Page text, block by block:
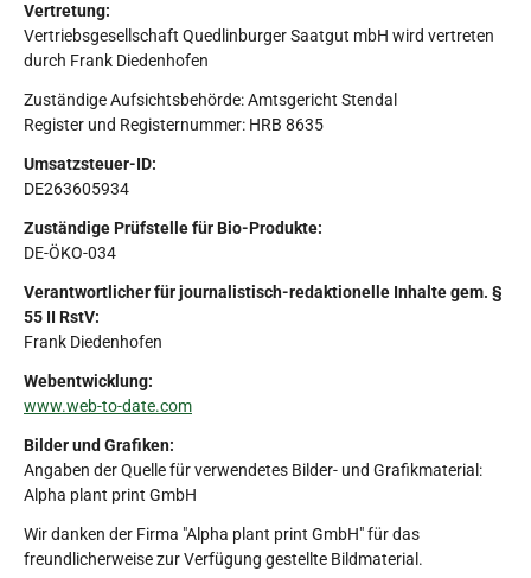
Vertretung:
Vertriebsgesellschaft Quedlinburger Saatgut mbH wird vertreten
durch Frank Diedenhofen
Zuständige Aufsichtsbehörde: Amtsgericht Stendal
Register und Registernummer: HRB 8635
Umsatzsteuer-ID:
DE263605934
Zuständige Prüfstelle für Bio-Produkte:
DE-ÖKO-034
Verantwortlicher für journalistisch-redaktionelle Inhalte gem. §
55 II RstV:
Frank Diedenhofen
Webentwicklung:
www.web-to-date.com
Bilder und Grafiken:
Angaben der Quelle für verwendetes Bilder- und Grafikmaterial:
Alpha plant print GmbH
Wir danken der Firma "Alpha plant print GmbH" für das
freundlicherweise zur Verfügung gestellte Bildmaterial.